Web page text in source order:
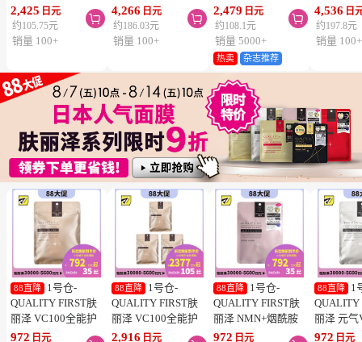
SPF50+ PA++++
50ml 3个装 阻隔紫
外线 持久耐水 户外
2,425 日元
约105.75元

销量 100+
节颈椎疼 4.6×7.2cm
120贴 3个装【第3类
医药品】
4,266 日元
约186.03元

销量 100+
泌体精华液保湿面膜
7片 3个装 Exosome
增加肌肤弹力透明感
2,479 日元
约108.1元

销量 5000+
热卖 杂志推荐
疮 去痘
舒缓炎症
类医药品
4,536 日
约197.8元
销量 100+
88直降
1号仓-
QUALITY FIRST肤
丽泽 VC100全能护
理面膜 7片
972 日元
88直降
1号仓-
QUALITY FIRST肤
丽泽 VC100全能护
理面膜 7片 3个装
2,916 日元
88直降
1号仓-
QUALITY FIRST肤
丽泽 NMN+烟酰胺
多重焕活面膜 7片
972 日元
88直降
1
QUALITY
丽泽 元气
白保湿面
972 日元